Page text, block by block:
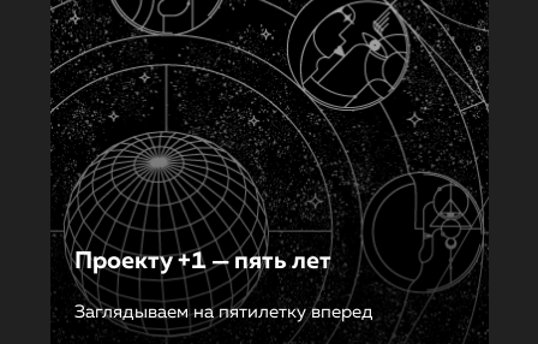
Проекту +1 — пять лет
Заглядываем на пятилетку вперед